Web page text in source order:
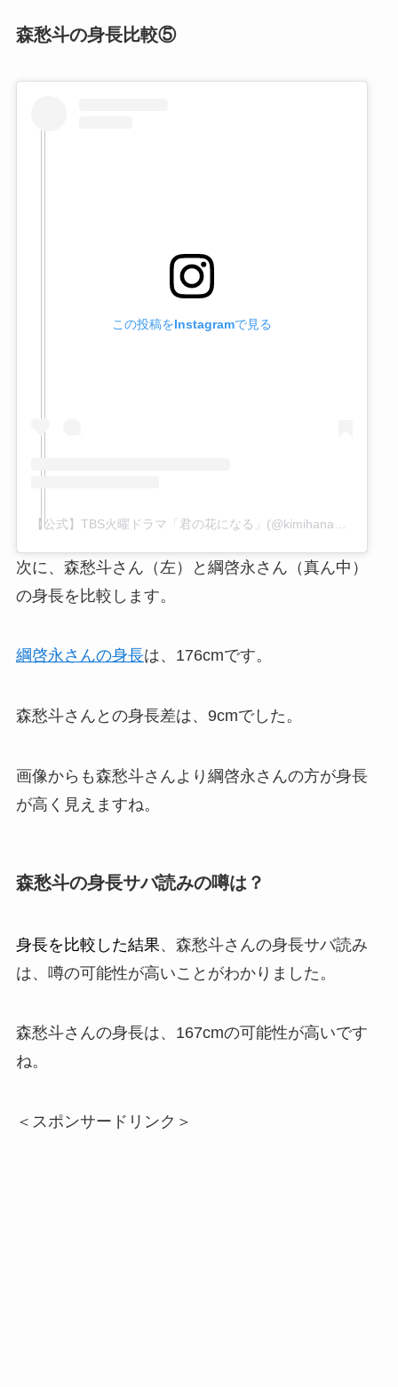
森愁斗の身長比較⑤
この投稿をInstagramで見る
次に、森愁斗さん（左）と綱啓永さん（真ん中）
の身長を比較します。
綱啓永さんの身長は、176cmです。
森愁斗さんとの身長差は、9cmでした。
画像からも森愁斗さんより綱啓永さんの方が身長
が高く見えますね。
森愁斗の身長サバ読みの噂は？
身長を比較した結果、森愁斗さんの身長サバ読み
は、噂の可能性が高いことがわかりました。
森愁斗さんの身長は、167cmの可能性が高いです
ね。
＜スポンサードリンク＞